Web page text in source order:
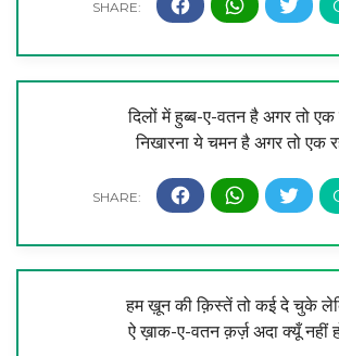
दिलों में हुब्ब-ए-वतन है अगर तो एक
निखारना ये चमन है अगर तो एक
हम ख़ून की क़िस्तें तो कई दे चुके
ऐ ख़ाक-ए-वतन क़र्ज़ अदा क्यूँ नहीं